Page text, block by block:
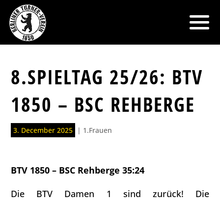
8.SPIELTAG 25/26: BTV
1850 – BSC REHBERGE
3. December 2025 | 1.Frauen
BTV 1850 – BSC Rehberge 35:24
Die BTV Damen 1 sind zurück! Die